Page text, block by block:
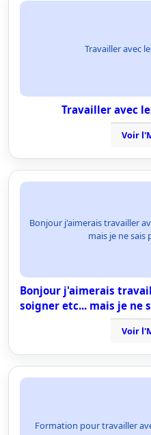
Travailler avec
Travailler avec
Voir
Bonjour j'aimerais travailler
mais je ne sais
Bonjour j'aimerais
soigner etc... mais je ne
Voir
Formation pour travailler